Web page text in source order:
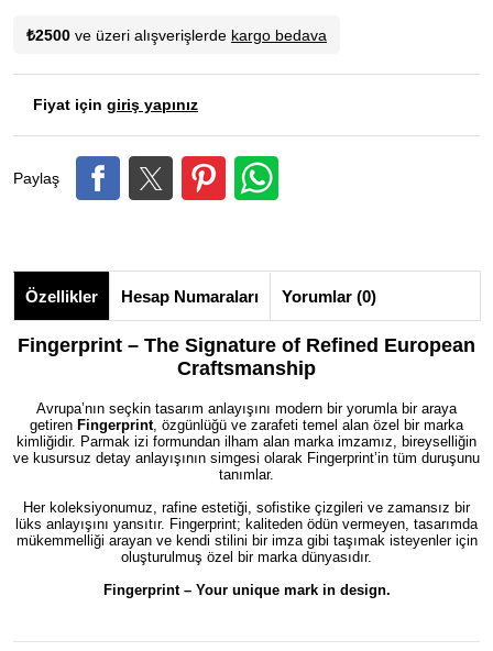
₺2500 ve üzeri alışverişlerde kargo bedava
Fiyat için giriş yapınız
Paylaş
Özellikler Hesap Numaraları Yorumlar (0)
Fingerprint – The Signature of Refined European
Craftsmanship
Avrupa’nın seçkin tasarım anlayışını modern bir yorumla bir araya
getiren Fingerprint, özgünlüğü ve zarafeti temel alan özel bir marka
kimliğidir. Parmak izi formundan ilham alan marka imzamız, bireyselliğin
ve kusursuz detay anlayışının simgesi olarak Fingerprint’in tüm duruşunu
tanımlar.
Her koleksiyonumuz, rafine estetiği, sofistike çizgileri ve zamansız bir
lüks anlayışını yansıtır. Fingerprint; kaliteden ödün vermeyen, tasarımda
mükemmelliği arayan ve kendi stilini bir imza gibi taşımak isteyenler için
oluşturulmuş özel bir marka dünyasıdır.
Fingerprint – Your unique mark in design.